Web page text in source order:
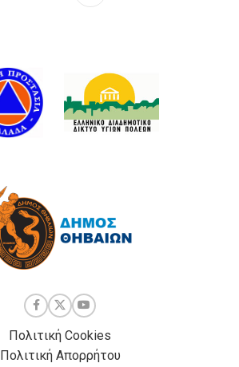
Πολιτική Cookies
Πολιτική Απορρήτου